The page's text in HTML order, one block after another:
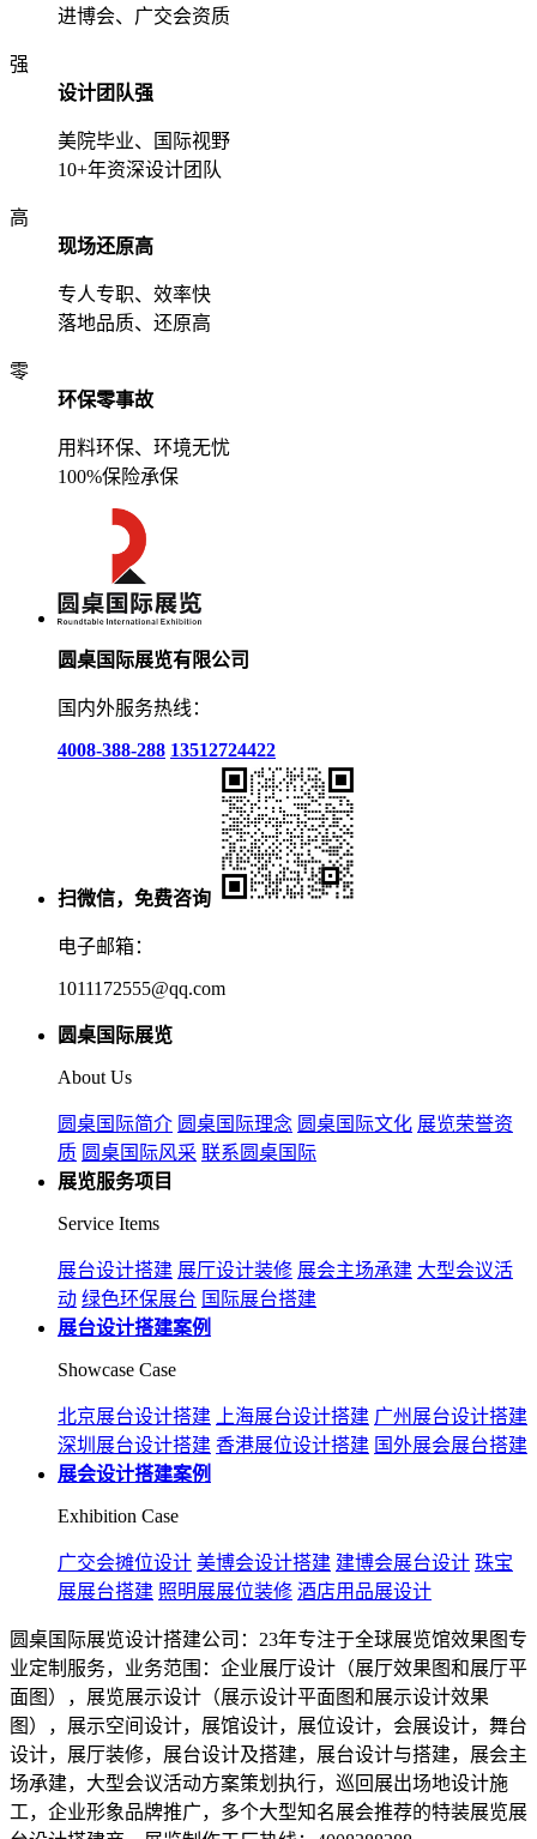
进博会、广交会资质
强
设计团队强
美院毕业、国际视野
10+年资深设计团队
高
现场还原高
专人专职、效率快
落地品质、还原高
零
环保零事故
用料环保、环境无忧
100%保险承保
圆桌国际展览有限公司
国内外服务热线：
4008-388-288 13512724422
扫微信，免费咨询
电子邮箱：
1011172555@qq.com
圆桌国际展览
About Us
圆桌国际简介 圆桌国际理念 圆桌国际文化 展览荣誉资
质 圆桌国际风采 联系圆桌国际
展览服务项目
Service Items
展台设计搭建 展厅设计装修 展会主场承建 大型会议活
动 绿色环保展台 国际展台搭建
展台设计搭建案例
Showcase Case
北京展台设计搭建 上海展台设计搭建 广州展台设计搭建
深圳展台设计搭建 香港展位设计搭建 国外展会展台搭建
展会设计搭建案例
Exhibition Case
广交会摊位设计 美博会设计搭建 建博会展台设计 珠宝
展展台搭建 照明展展位装修 酒店用品展设计
圆桌国际展览设计搭建公司：23年专注于全球展览馆效果图专
业定制服务，业务范围：企业展厅设计（展厅效果图和展厅平
面图），展览展示设计（展示设计平面图和展示设计效果
图），展示空间设计，展馆设计，展位设计，会展设计，舞台
设计，展厅装修，展台设计及搭建，展台设计与搭建，展会主
场承建，大型会议活动方案策划执行，巡回展出场地设计施
工，企业形象品牌推广，多个大型知名展会推荐的特装展览展